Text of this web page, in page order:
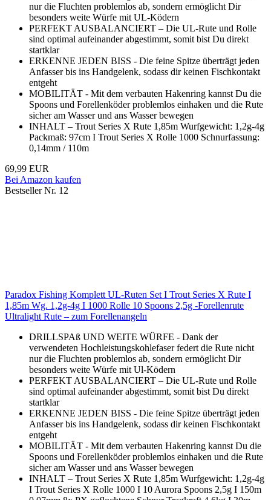
nur die Fluchten problemlos ab, sondern ermöglicht Dir
besonders weite Würfe mit UL-Ködern
PERFEKT AUSBALANCIERT – Die UL-Rute und Rolle
sind optimal aufeinander abgestimmt, somit bist Du direkt
startklar
ERKENNE JEDEN BISS - Die feine Spitze überträgt jeden
Anfasser bis ins Handgelenk, sodass dir keinen Fischkontakt
entgeht
MOBILITÄT - Mit dem verbauten Hakenring kannst Du die
Spoons und Forellenköder problemlos einhaken und die Rute
sicher am Wasser und ans Wasser bewegen
INHALT – Trout Series X Rute 1,85m Wurfgewicht: 1,2g-4g
Packmaß: 97cm I Trout Series X Rolle 1000 Schnurfassung:
0,14mm / 110m
69,99 EUR
Bei Amazon kaufen
Bestseller Nr. 12
Paradox Fishing Komplett UL-Ruten Set I Trout Series X Rute I
1,85m Wg. 1,2g-4g I 1000 Rolle 10 Spoons 2,5g -Forellenrute
Ultralight Rute – zum Forellenangeln
DRILLSPAß UND WEITE WÜRFE - Dank der
verwendeten Hochleistungskohlefaser federt die Rute nicht
nur die Fluchten problemlos ab, sondern ermöglicht Dir
besonders weite Würfe mit Ul-Ködern
PERFEKT AUSBALANCIERT – Die UL-Rute und Rolle
sind optimal aufeinander abgestimmt, somit bist Du direkt
startklar
ERKENNE JEDEN BISS - Die feine Spitze überträgt jeden
Anfasser bis ins Handgelenk, sodass dir keinen Fischkontakt
entgeht
MOBILITÄT - Mit dem verbauten Hakenring kannst Du die
Spoons und Forellenköder problemlos einhaken und die Rute
sicher am Wasser und ans Wasser bewegen
INHALT – Trout Series X Rute 1,85m Wurfgewicht: 1,2g-4g
I Trout Series X Rolle 1000 I 10 Aurora Spoons 2,5g I 150m